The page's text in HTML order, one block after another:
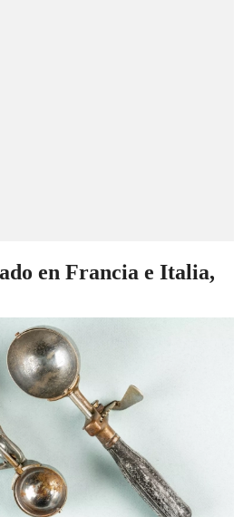
en Francia e Italia,